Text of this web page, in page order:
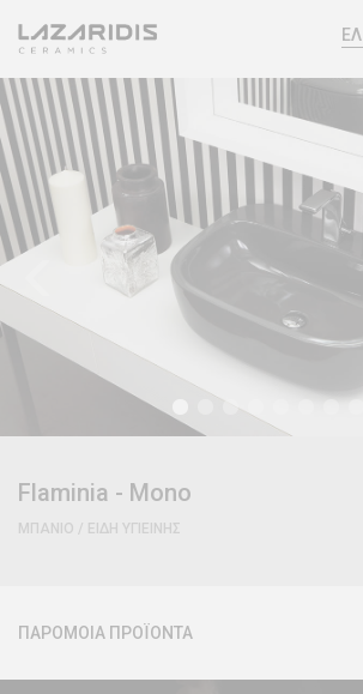
ΕΛ
Flaminia - Mono
ΜΠΑΝΙΟ / ΕΙΔΗ ΥΓΙΕΙΝΗΣ
ΠΑΡΟΜΟΙΑ ΠΡΟΪΟΝΤΑ